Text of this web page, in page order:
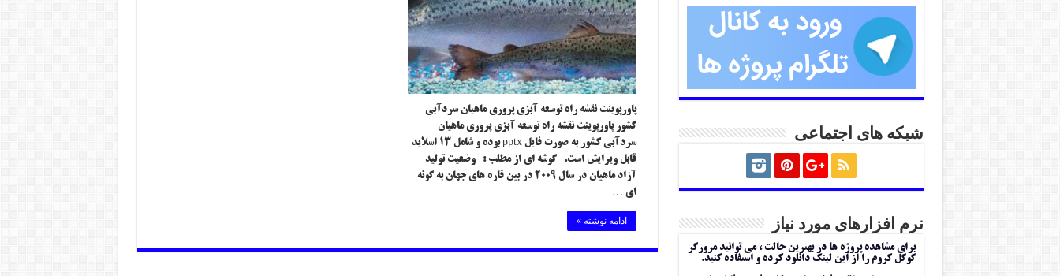
پاورپوینت نقشه راه توسعه آبزی پروری ماهیان سردآبی
کشور پاورپوینت نقشه راه توسعه آبزی پروری ماهیان
سردآبی کشور به صورت فایل pptx بوده و شامل ۱۳ اسلاید
قابل ویرایش است. گوشه ای از مطلب : وضعیت تولید
آزاد ماهیان در سال ۲۰۰۹ در بین قاره های جهان به گونه
ای …
ادامه نوشته »
شبکه های اجتماعی
نرم افزارهای مورد نیاز
برای مشاهده پروژه ها در بهترین حالت ، می توانید مرورگر
گوگل کروم را از این لینک دانلود کرده و استفاده کنید.